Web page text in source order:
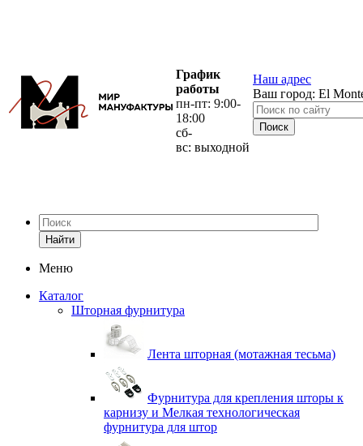
График
работы
пн-пт: 9:00-
18:00
сб-
вс: выходной
Наш адрес
Ваш город: El
Найти
Меню
Каталог
Шторная фурнитура
Лента шторная (мотажная тесьма)
Фурнитура для крепления шторы к
карнизу и Мелкая технологическая
фурнитура для штор